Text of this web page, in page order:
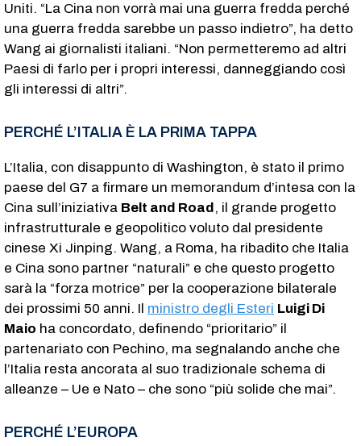
Uniti. “La Cina non vorrà mai una guerra fredda perché
una guerra fredda sarebbe un passo indietro”, ha detto
Wang ai giornalisti italiani. “Non permetteremo ad altri
Paesi di farlo per i propri interessi, danneggiando così
gli interessi di altri”.
PERCHÉ L’ITALIA È LA PRIMA TAPPA
L’Italia, con disappunto di Washington, è stato il primo
paese del G7 a firmare un memorandum d’intesa con la
Cina sull’iniziativa Belt and Road , il grande progetto
infrastrutturale e geopolitico voluto dal presidente
cinese Xi Jinping. Wang, a Roma, ha ribadito che Italia
e Cina sono partner “naturali” e che questo progetto
sarà la “forza motrice” per la cooperazione bilaterale
dei prossimi 50 anni. Il ministro degli Esteri Luigi Di
Maio ha concordato, definendo “prioritario” il
partenariato con Pechino, ma segnalando anche che
l’Italia resta ancorata al suo tradizionale schema di
alleanze – Ue e Nato – che sono “più solide che mai”.
PERCHÉ L’EUROPA